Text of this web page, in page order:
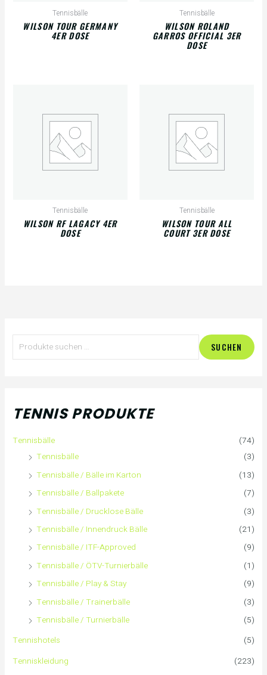
Tennisbälle
WILSON TOUR GERMANY
4ER DOSE
Tennisbälle
WILSON ROLAND
GARROS OFFICIAL 3ER
DOSE
Tennisbälle
WILSON RF LAGACY 4ER
DOSE
Tennisbälle
WILSON TOUR ALL
COURT 3ER DOSE
SUCHEN
TENNIS PRODUKTE
Tennisbälle
(74)
Tennisbälle
(3)
Tennisbälle / Bälle im Karton
(13)
Tennisbälle / Ballpakete
(7)
Tennisbälle / Drucklose Bälle
(3)
Tennisbälle / Innendruck Bälle
(21)
Tennisbälle / ITF-Approved
(9)
Tennisbälle / ÖTV-Turnierbälle
(1)
Tennisbälle / Play & Stay
(9)
Tennisbälle / Trainerbälle
(3)
Tennisbälle / Turnierbälle
(5)
Tennishotels
(5)
Tenniskleidung
(223)